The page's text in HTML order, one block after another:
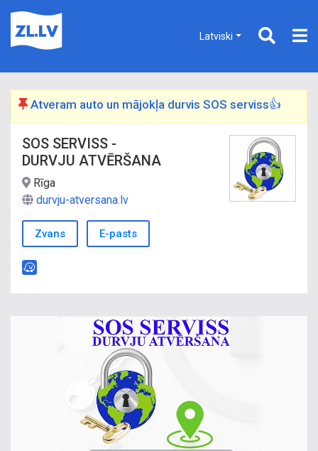
Latviski
Atveram auto un mājokļa durvis SOS serviss👍
SOS SERVISS -
DURVJU ATVĒRŠANA
Rīga
durvju-atversana.lv
Zvans E-pasts